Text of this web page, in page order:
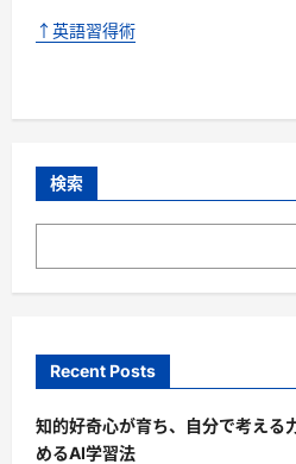
↑英語習得術
検索
Recent Posts
知的好奇心が育ち、自分で考える
めるAI学習法